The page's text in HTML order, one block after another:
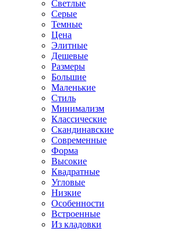
Светлые
Серые
Темные
Цена
Элитные
Дешевые
Размеры
Большие
Маленькие
Стиль
Минимализм
Классические
Скандинавские
Современные
Форма
Высокие
Квадратные
Угловые
Низкие
Особенности
Встроенные
Из кладовки